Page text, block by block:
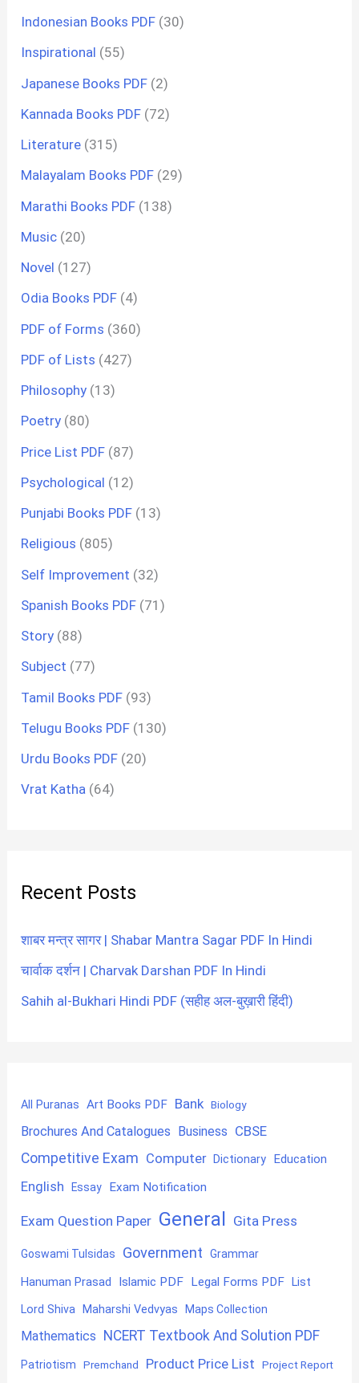
Indonesian Books PDF (30)
Inspirational (55)
Japanese Books PDF (2)
Kannada Books PDF (72)
Literature (315)
Malayalam Books PDF (29)
Marathi Books PDF (138)
Music (20)
Novel (127)
Odia Books PDF (4)
PDF of Forms (360)
PDF of Lists (427)
Philosophy (13)
Poetry (80)
Price List PDF (87)
Psychological (12)
Punjabi Books PDF (13)
Religious (805)
Self Improvement (32)
Spanish Books PDF (71)
Story (88)
Subject (77)
Tamil Books PDF (93)
Telugu Books PDF (130)
Urdu Books PDF (20)
Vrat Katha (64)
Recent Posts
शाबर मन्त्र सागर | Shabar Mantra Sagar PDF In Hindi
चार्वाक दर्शन | Charvak Darshan PDF In Hindi
Sahih al-Bukhari Hindi PDF (सहीह अल-बुख़ारी हिंदी)
All Puranas Art Books PDF Bank Biology
Brochures And Catalogues Business CBSE
Competitive Exam Computer Dictionary Education
English Essay Exam Notification
Exam Question Paper General Gita Press
Goswami Tulsidas Government Grammar
Hanuman Prasad Islamic PDF Legal Forms PDF List
Lord Shiva Maharshi Vedvyas Maps Collection
Mathematics NCERT Textbook And Solution PDF
Patriotism Premchand Product Price List Project Report